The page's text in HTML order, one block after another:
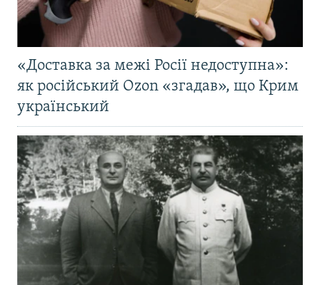
«Доставка за межі Росії недоступна»:
як російський Ozon «згадав», що Крим
український